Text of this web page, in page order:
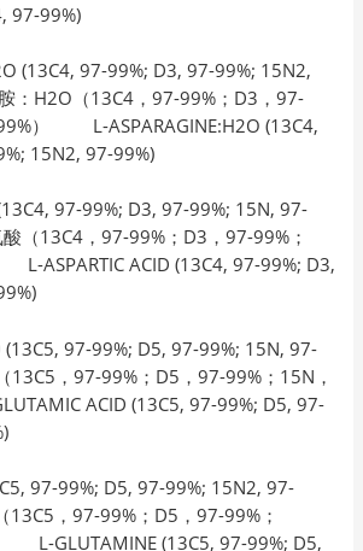
97-99%)
(13C4, 97-99%; D3, 97-99%; 15N2,
：H2O（13C4，97-99%；D3，97-
） L-ASPARAGINE:H2O (13C4,
15N2, 97-99%)
97-99%; D3, 97-99%; 15N, 97-
13C4，97-99%；D3，97-99%；
ASPARTIC ACID (13C4, 97-99%; D3,
(13C5, 97-99%; D5, 97-99%; 15N, 97-
，97-99%；D5，97-99%；15N，
ACID (13C5, 97-99%; D5, 97-
97-99%; D5, 97-99%; 15N2, 97-
，97-99%；D5，97-99%；
L-GLUTAMINE (13C5, 97-99%; D5,